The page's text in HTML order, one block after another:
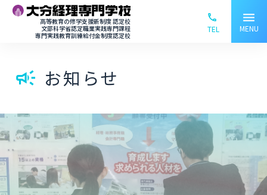
高等教育の修学支援新制度 認定校
文部科学省認定職業実践専門課程
専門実践教育訓練給付金制度認定校
TEL
menu
MENU
campaign お知らせ